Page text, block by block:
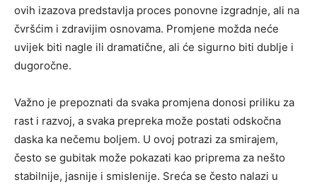
ovih izazova predstavlja proces ponovne izgradnje, ali na
čvršćim i zdravijim osnovama. Promjene možda neće
uvijek biti nagle ili dramatične, ali će sigurno biti dublje i
dugoročne.
Važno je prepoznati da svaka promjena donosi priliku za
rast i razvoj, a svaka prepreka može postati odskočna
daska ka nečemu boljem. U ovoj potrazi za smirajem,
često se gubitak može pokazati kao priprema za nešto
stabilnije, jasnije i smislenije. Sreća se često nalazi u